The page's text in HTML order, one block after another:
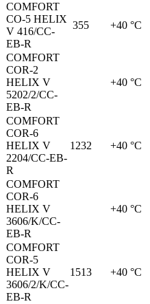
СOMFORT
CO-5 HELIX
V 416/CC-
EB-R
355 +40 °C
СOMFORT
COR-2
HELIX V
5202/2/CC-
EB-R
+40 °C
СOMFORT
COR-6
HELIX V
2204/CC-EB-
R
1232 +40 °C
СOMFORT
COR-6
HELIX V
3606/K/CC-
EB-R
+40 °C
СOMFORT
COR-5
HELIX V
3606/2/K/CC-
EB-R
1513 +40 °C